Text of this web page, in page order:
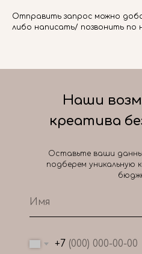
Отправить запрос можно
либо написать/ позвонить по
+7
Наши
креатива
Оставьте ваши
подберем уникальную